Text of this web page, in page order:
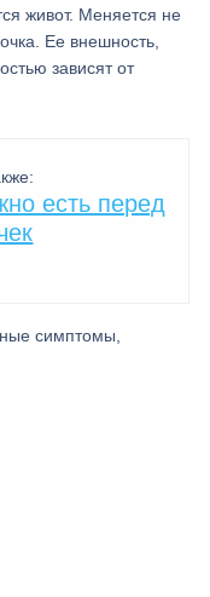
живот. Меняется не
Ее внешность,
зависят от
есть перед
симптомы,